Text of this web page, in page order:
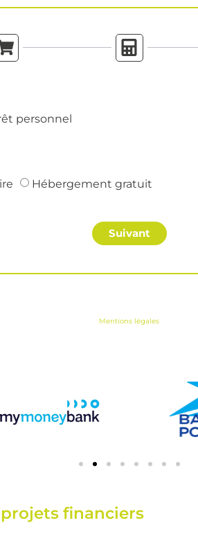
personnel
Hébergement gratuit
Suivant
Mentions légales
financiers